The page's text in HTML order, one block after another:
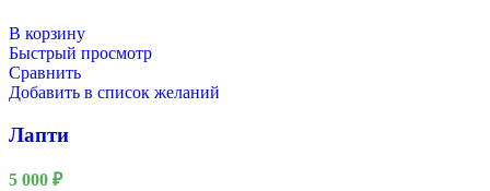
В корзину
Быстрый просмотр
Сравнить
Добавить в список желаний
Лапти
5 000 ₽